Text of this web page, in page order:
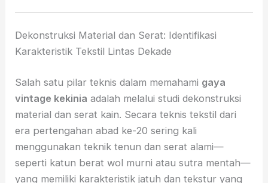
Dekonstruksi Material dan Serat: Identifikasi
Karakteristik Tekstil Lintas Dekade
Salah satu pilar teknis dalam memahami gaya
vintage kekinia adalah melalui studi dekonstruksi
material dan serat kain. Secara teknis tekstil dari
era pertengahan abad ke-20 sering kali
menggunakan teknik tenun dan serat alami—
seperti katun berat wol murni atau sutra mentah—
yang memiliki karakteristik jatuh dan tekstur yang